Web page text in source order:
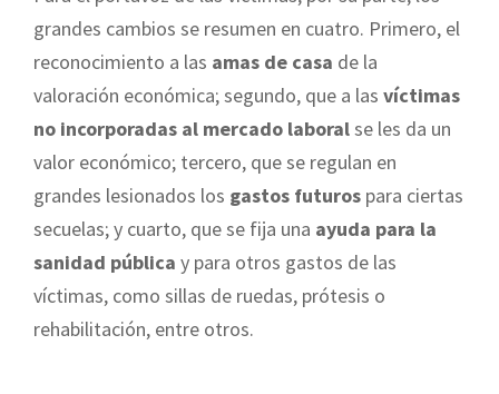
grandes cambios se resumen en cuatro. Primero, el
reconocimiento a las amas de casa de la
valoración económica; segundo, que a las víctimas
no incorporadas al mercado laboralse les da un
valor económico; tercero, que se regulan en
grandes lesionados los gastos futuros para ciertas
secuelas; y cuarto, que se fija una ayuda para la
sanidad pública y para otros gastos de las
víctimas, como sillas de ruedas, prótesis o
rehabilitación, entre otros.